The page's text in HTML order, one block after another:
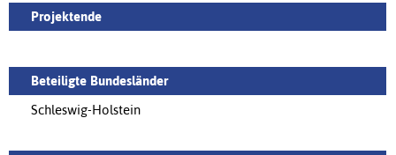
Projektende
Beteiligte Bundesländer
Schleswig-Holstein